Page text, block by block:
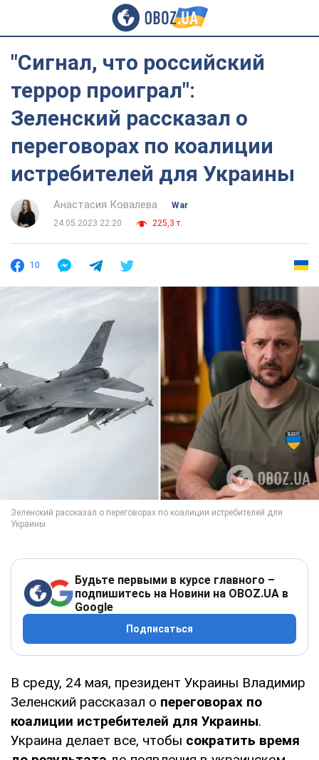
"Сигнал, что российский
террор проиграл":
Зеленский рассказал о
переговорах по коалиции
истребителей для Украины
Анастасия Ковалева
War
24.05.2023 22:20
225,3 т.
10
Будьте первыми в курсе главного –
подпишитесь на Новини на OBOZ.UA в
Google
Подписаться
В среду, 24 мая, президент Украины Владимир
Зеленский рассказал о переговорах по
коалиции истребителей для Украины.
Украина делает все, чтобы сократить время